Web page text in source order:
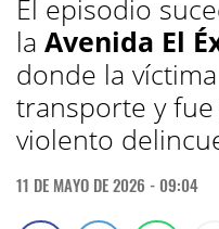
El episodio
la Avenida El
donde la
transporte y
violento
11 DE MAYO DE 2026 - 09:04